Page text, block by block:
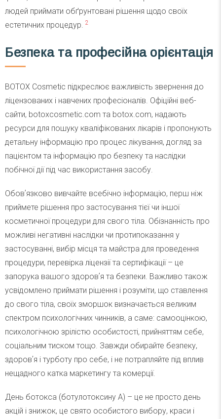
людей приймати обґрунтовані рішення щодо своїх
естетичних процедур.
2
Безпека та професійна орієнтація
BOTOX Cosmetic підкреслює важливість звернення до
ліцензованих і навчених професіоналів. Офіційні веб-
сайти, botoxcosmetic.com та botox.com, надають
ресурси для пошуку кваліфікованих лікарів і пропонують
детальну інформацію про процес лікування, догляд за
пацієнтом та інформацію про безпеку та наслідки
побічної дії під час використання засобу.
Обовʼязково вивчайте всебічно інформацію, перш ніж
приймете рішення про застосування тієї чи іншої
косметичної процедури для свого тіла. Обізнанність про
можливі негативні наслідки чи протипоказання у
застосуванні, вибір місця та майстра для проведення
процедури, перевірка ліцензії та сертифікації – це
запорука вашого здоровʼя та безпеки. Важливо також
усвідомлено приймати рішення і розуміти, що ставлення
до свого тіла, своїх зморшок визначається великим
спектром психологічних чинників, а саме: самооцінкою,
психологічною зрілістю особистості, прийняттям себе,
соціальним тиском тощо. Завжди обирайте безпеку,
здоровʼя і турботу про себе, і не потрапляйте під вплив
нещадного катка маркетингу та комерції.
День ботокса (ботулотоксину А) – це не просто день
акцій і знижок, це свято особистого вибору, краси і